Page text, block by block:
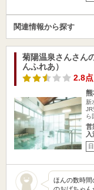
関連情報から探す
菊陽温泉さんさん
んふれあ）
2.8点
熊
新
JR
ら
営
ほんの数時